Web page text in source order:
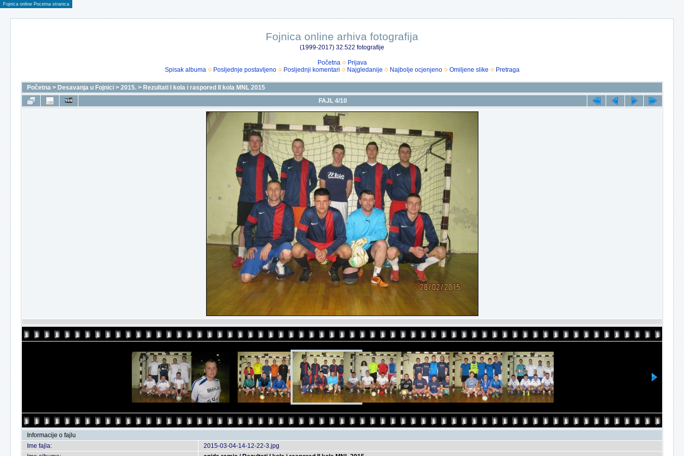
Fojnica online Pocetna stranica
Fojnica online arhiva fotografija
(1999-2017) 32.522 fotografije
Početna
Prijava
Spisak albuma
Posljednje postavljeno Posljednji komentari Najgledanije Najbolje ocjenjeno Omiljene slike Pretraga
Početna > Desavanja u Fojnici > 2015. > Rezultati I kola i raspored II kola MNL 2015
FAJL 4/10
Informacije o fajlu
Ime fajla:
2015-03-04-14-12-22-3.jpg